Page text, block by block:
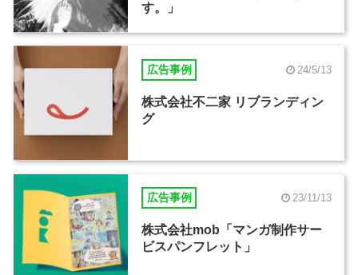
す。」
広告事例 24/5/13
株式会社不二家 リブランディン
グ
広告事例 23/11/13
株式会社mob「マンガ制作サー
ビスパンフレット」